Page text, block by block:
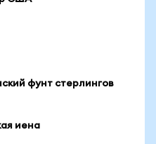
фунт стерлингов
иена